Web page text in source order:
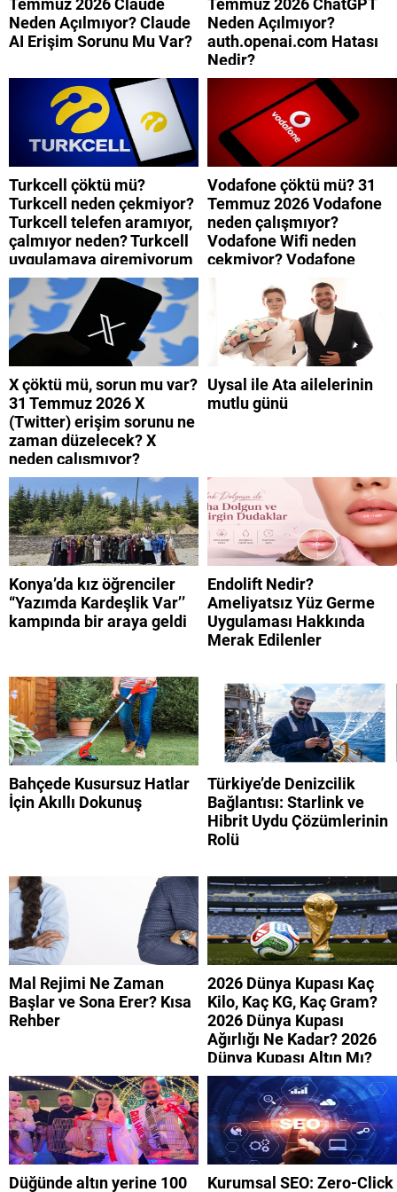
Temmuz 2026 Claude
Neden Açılmıyor? Claude
AI Erişim Sorunu Mu Var?
Temmuz 2026 ChatGPT
Neden Açılmıyor?
auth.openai.com Hatası
Nedir?
Turkcell çöktü mü?
Turkcell neden çekmiyor?
Turkcell telefen aramıyor,
çalmıyor neden? Turkcell
uygulamaya giremiyorum
neden? Turkcell internet
neden yavaş?
Vodafone çöktü mü? 31
Temmuz 2026 Vodafone
neden çalışmıyor?
Vodafone Wifi neden
çekmiyor? Vodafone
mobil uygulamaya neden
giremiyorum?
X çöktü mü, sorun mu var?
31 Temmuz 2026 X
(Twitter) erişim sorunu ne
zaman düzelecek? X
neden çalışmıyor?
Uysal ile Ata ailelerinin
mutlu günü
Konya’da kız öğrenciler
“Yazımda Kardeşlik Var’’
kampında bir araya geldi
Endolift Nedir?
Ameliyatsız Yüz Germe
Uygulaması Hakkında
Merak Edilenler
Bahçede Kusursuz Hatlar
İçin Akıllı Dokunuş
Türkiye’de Denizcilik
Bağlantısı: Starlink ve
Hibrit Uydu Çözümlerinin
Rolü
Mal Rejimi Ne Zaman
Başlar ve Sona Erer? Kısa
Rehber
2026 Dünya Kupası Kaç
Kilo, Kaç KG, Kaç Gram?
2026 Dünya Kupası
Ağırlığı Ne Kadar? 2026
Dünya Kupası Altın Mı?
Düğünde altın yerine 100 Kurumsal SEO: Zero-Click